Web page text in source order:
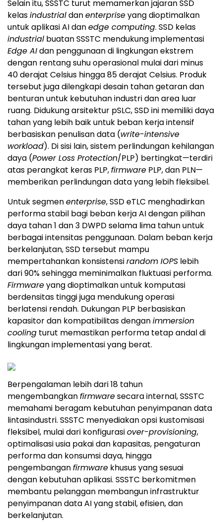
Selain itu, SSSTC turut memamerkan jajaran SSD
kelasindustrialdanenterpriseyang dioptimalkan
untuk aplikasi AI danedge computing. SSD kelas
industrial buatan SSSTC mendukung implementasi
Edge AIdan penggunaan di lingkungan ekstrem
dengan rentang suhu operasional mulai dari minus
40 derajat Celsius hingga 85 derajat Celsius. Produk
tersebut juga dilengkapi desain tahan getaran dan
benturan untuk kebutuhan industri dan area luar
ruang. Didukung arsitektur pSLC, SSD ini memiliki daya
tahan yang lebih baik untuk beban kerja intensif
berbasiskan penulisan data (write-intensive
workload). Di sisi lain, sistem perlindungan kehilangan
daya (Power Loss Protection/PLP) bertingkat—terdiri
atas perangkat keras PLP,firmware PLP, dan PLN—
memberikan perlindungan data yang lebih fleksibel.
Untuk segmenenterprise, SSD eTLC menghadirkan
performa stabil bagi beban kerja AI dengan pilihan
daya tahan 1 dan 3 DWPD selama lima tahun untuk
berbagai intensitas penggunaan. Dalam beban kerja
berkelanjutan, SSD tersebut mampu
mempertahankan konsistensirandom IOPS lebih
dari 90% sehingga meminimalkan fluktuasi performa.
Firmwareyang dioptimalkan untuk komputasi
berdensitas tinggi juga mendukung operasi
berlatensi rendah. Dukungan PLP berbasiskan
kapasitor dan kompatibilitas denganimmersion
cooling turut memastikan performa tetap andal di
lingkungan implementasi yang berat.
Berpengalaman lebih dari 18 tahun
mengembangkanfirmwaresecara internal, SSSTC
memahami beragam kebutuhan penyimpanan data
lintasindustri. SSSTC menyediakan opsi kustomisasi
fleksibel, mulai dari konfigurasiover-provisioning,
optimalisasi usia pakai dan kapasitas, pengaturan
performa dan konsumsi daya, hingga
pengembanganfirmware khusus yang sesuai
dengan kebutuhan aplikasi. SSSTC berkomitmen
membantu pelanggan membangun infrastruktur
penyimpanan data AI yang stabil, efisien, dan
berkelanjutan.